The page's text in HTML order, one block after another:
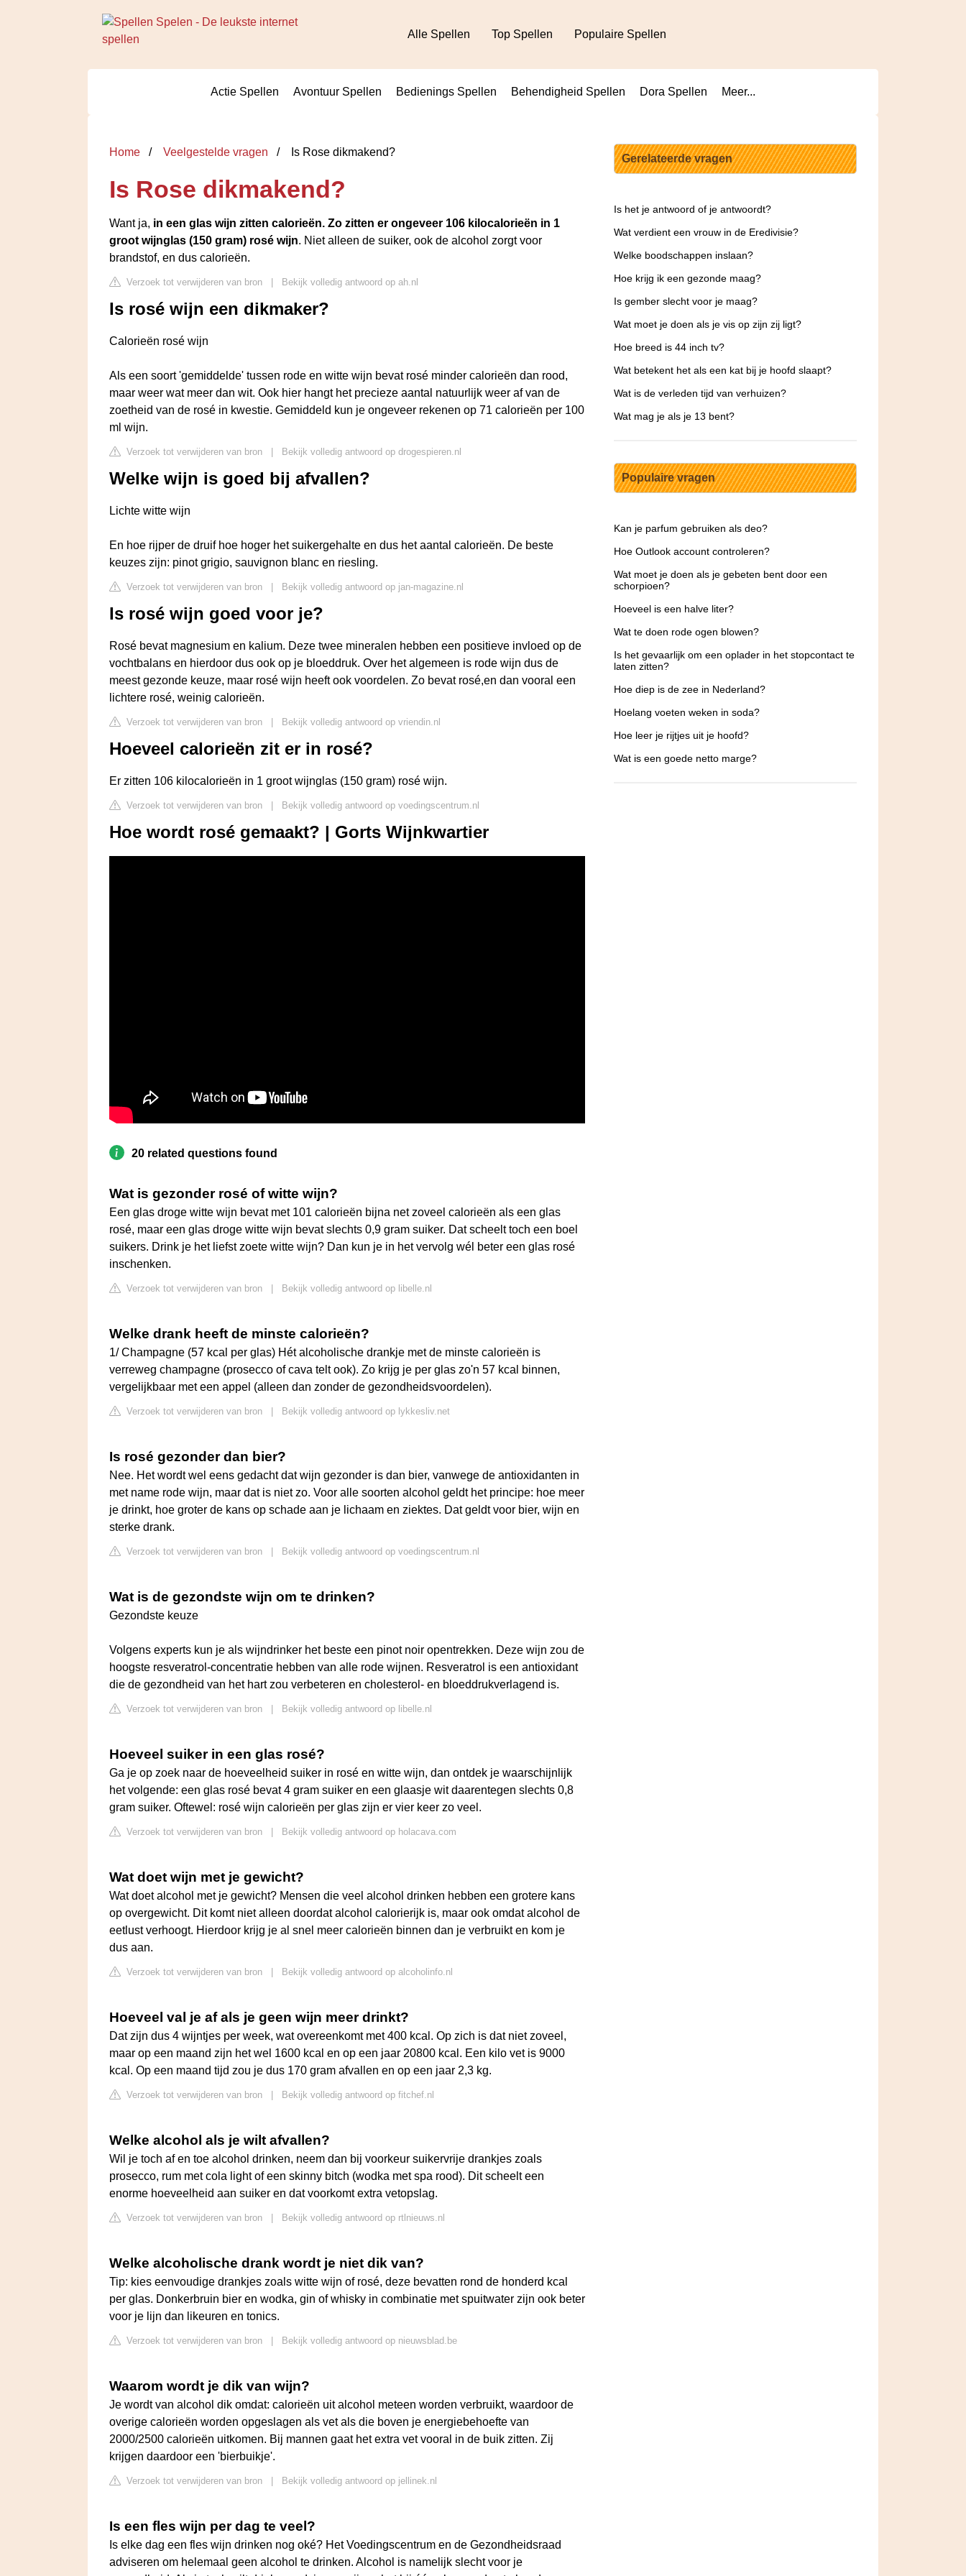
Alle Spellen Top Spellen Populaire Spellen
Actie Spellen Avontuur Spellen Bedienings Spellen Behendigheid Spellen Dora Spellen Meer...
Home Veelgestelde vragen Is Rose dikmakend?
Is Rose dikmakend?
Want ja, in een glas wijn zitten calorieën. Zo zitten er ongeveer 106 kilocalorieën in 1
groot wijnglas (150 gram) rosé wijn. Niet alleen de suiker, ook de alcohol zorgt voor
brandstof, en dus calorieën.
Verzoek tot verwijderen van bron Bekijk volledig antwoord op ah.nl
Is rosé wijn een dikmaker?
Calorieën rosé wijn
Als een soort 'gemiddelde' tussen rode en witte wijn bevat rosé minder calorieën dan rood,
maar weer wat meer dan wit. Ook hier hangt het precieze aantal natuurlijk weer af van de
zoetheid van de rosé in kwestie. Gemiddeld kun je ongeveer rekenen op 71 calorieën per 100
ml wijn.
Verzoek tot verwijderen van bron Bekijk volledig antwoord op drogespieren.nl
Welke wijn is goed bij afvallen?
Lichte witte wijn
En hoe rijper de druif hoe hoger het suikergehalte en dus het aantal calorieën. De beste
keuzes zijn: pinot grigio, sauvignon blanc en riesling.
Verzoek tot verwijderen van bron Bekijk volledig antwoord op jan-magazine.nl
Is rosé wijn goed voor je?
Rosé bevat magnesium en kalium. Deze twee mineralen hebben een positieve invloed op de
vochtbalans en hierdoor dus ook op je bloeddruk. Over het algemeen is rode wijn dus de
meest gezonde keuze, maar rosé wijn heeft ook voordelen. Zo bevat rosé,en dan vooral een
lichtere rosé, weinig calorieën.
Verzoek tot verwijderen van bron Bekijk volledig antwoord op vriendin.nl
Hoeveel calorieën zit er in rosé?
Er zitten 106 kilocalorieën in 1 groot wijnglas (150 gram) rosé wijn.
Verzoek tot verwijderen van bron Bekijk volledig antwoord op voedingscentrum.nl
Hoe wordt rosé gemaakt? | Gorts Wijnkwartier
20 related questions found
Wat is gezonder rosé of witte wijn?
Een glas droge witte wijn bevat met 101 calorieën bijna net zoveel calorieën als een glas
rosé, maar een glas droge witte wijn bevat slechts 0,9 gram suiker. Dat scheelt toch een boel
suikers. Drink je het liefst zoete witte wijn? Dan kun je in het vervolg wél beter een glas rosé
inschenken.
Verzoek tot verwijderen van bron Bekijk volledig antwoord op libelle.nl
Welke drank heeft de minste calorieën?
1/ Champagne (57 kcal per glas) Hét alcoholische drankje met de minste calorieën is
verreweg champagne (prosecco of cava telt ook). Zo krijg je per glas zo'n 57 kcal binnen,
vergelijkbaar met een appel (alleen dan zonder de gezondheidsvoordelen).
Verzoek tot verwijderen van bron Bekijk volledig antwoord op lykkesliv.net
Is rosé gezonder dan bier?
Nee. Het wordt wel eens gedacht dat wijn gezonder is dan bier, vanwege de antioxidanten in
met name rode wijn, maar dat is niet zo. Voor alle soorten alcohol geldt het principe: hoe meer
je drinkt, hoe groter de kans op schade aan je lichaam en ziektes. Dat geldt voor bier, wijn en
sterke drank.
Verzoek tot verwijderen van bron Bekijk volledig antwoord op voedingscentrum.nl
Wat is de gezondste wijn om te drinken?
Gezondste keuze
Volgens experts kun je als wijndrinker het beste een pinot noir opentrekken. Deze wijn zou de
hoogste resveratrol-concentratie hebben van alle rode wijnen. Resveratrol is een antioxidant
die de gezondheid van het hart zou verbeteren en cholesterol- en bloeddrukverlagend is.
Verzoek tot verwijderen van bron Bekijk volledig antwoord op libelle.nl
Hoeveel suiker in een glas rosé?
Ga je op zoek naar de hoeveelheid suiker in rosé en witte wijn, dan ontdek je waarschijnlijk
het volgende: een glas rosé bevat 4 gram suiker en een glaasje wit daarentegen slechts 0,8
gram suiker. Oftewel: rosé wijn calorieën per glas zijn er vier keer zo veel.
Verzoek tot verwijderen van bron Bekijk volledig antwoord op holacava.com
Wat doet wijn met je gewicht?
Wat doet alcohol met je gewicht? Mensen die veel alcohol drinken hebben een grotere kans
op overgewicht. Dit komt niet alleen doordat alcohol calorierijk is, maar ook omdat alcohol de
eetlust verhoogt. Hierdoor krijg je al snel meer calorieën binnen dan je verbruikt en kom je
dus aan.
Verzoek tot verwijderen van bron Bekijk volledig antwoord op alcoholinfo.nl
Hoeveel val je af als je geen wijn meer drinkt?
Dat zijn dus 4 wijntjes per week, wat overeenkomt met 400 kcal. Op zich is dat niet zoveel,
maar op een maand zijn het wel 1600 kcal en op een jaar 20800 kcal. Een kilo vet is 9000
kcal. Op een maand tijd zou je dus 170 gram afvallen en op een jaar 2,3 kg.
Verzoek tot verwijderen van bron Bekijk volledig antwoord op fitchef.nl
Welke alcohol als je wilt afvallen?
Wil je toch af en toe alcohol drinken, neem dan bij voorkeur suikervrije drankjes zoals
prosecco, rum met cola light of een skinny bitch (wodka met spa rood). Dit scheelt een
enorme hoeveelheid aan suiker en dat voorkomt extra vetopslag.
Verzoek tot verwijderen van bron Bekijk volledig antwoord op rtlnieuws.nl
Welke alcoholische drank wordt je niet dik van?
Tip: kies eenvoudige drankjes zoals witte wijn of rosé, deze bevatten rond de honderd kcal
per glas. Donkerbruin bier en wodka, gin of whisky in combinatie met spuitwater zijn ook beter
voor je lijn dan likeuren en tonics.
Verzoek tot verwijderen van bron Bekijk volledig antwoord op nieuwsblad.be
Waarom wordt je dik van wijn?
Je wordt van alcohol dik omdat: calorieën uit alcohol meteen worden verbruikt, waardoor de
overige calorieën worden opgeslagen als vet als die boven je energiebehoefte van
2000/2500 calorieën uitkomen. Bij mannen gaat het extra vet vooral in de buik zitten. Zij
krijgen daardoor een 'bierbuikje'.
Verzoek tot verwijderen van bron Bekijk volledig antwoord op jellinek.nl
Is een fles wijn per dag te veel?
Is elke dag een fles wijn drinken nog oké? Het Voedingscentrum en de Gezondheidsraad
adviseren om helemaal geen alcohol te drinken. Alcohol is namelijk slecht voor je
Gerelateerde vragen
Is het je antwoord of je antwoordt?
Wat verdient een vrouw in de Eredivisie?
Welke boodschappen inslaan?
Hoe krijg ik een gezonde maag?
Is gember slecht voor je maag?
Wat moet je doen als je vis op zijn zij ligt?
Hoe breed is 44 inch tv?
Wat betekent het als een kat bij je hoofd slaapt?
Wat is de verleden tijd van verhuizen?
Wat mag je als je 13 bent?
Populaire vragen
Kan je parfum gebruiken als deo?
Hoe Outlook account controleren?
Wat moet je doen als je gebeten bent door een
schorpioen?
Hoeveel is een halve liter?
Wat te doen rode ogen blowen?
Is het gevaarlijk om een oplader in het stopcontact te
laten zitten?
Hoe diep is de zee in Nederland?
Hoelang voeten weken in soda?
Hoe leer je rijtjes uit je hoofd?
Wat is een goede netto marge?